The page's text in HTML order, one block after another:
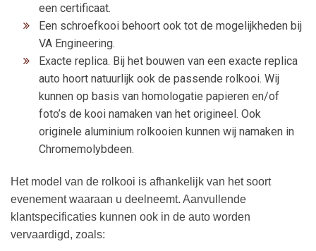
een certificaat.
Een schroefkooi behoort ook tot de mogelijkheden bij
VA Engineering.
Exacte replica. Bij het bouwen van een exacte replica
auto hoort natuurlijk ook de passende rolkooi. Wij
kunnen op basis van homologatie papieren en/of
foto’s de kooi namaken van het origineel. Ook
originele aluminium rolkooien kunnen wij namaken in
Chromemolybdeen.
Het model van de rolkooi is afhankelijk van het soort
evenement waaraan u deelneemt. Aanvullende
klantspecificaties kunnen ook in de auto worden
vervaardigd, zoals: